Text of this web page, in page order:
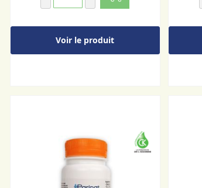
Voir le produit